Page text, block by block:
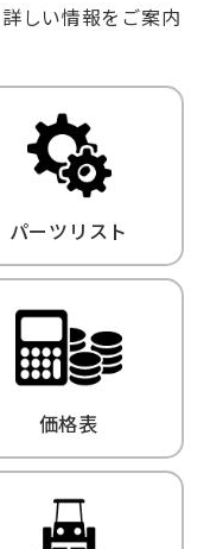
しい情報をご案内
パーツリスト
価格表